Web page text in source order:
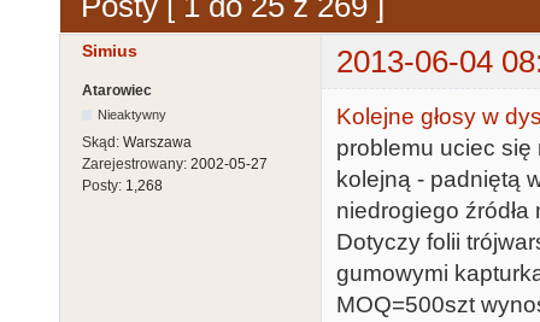
Simius 2013-06-04
Atarowiec
Nieaktywny
Skąd: Warszawa
Zarejestrowany: 2002-05-27
Posty: 1,268
Kolejne głosy w
problemu uciec się
kolejną - padniętą
niedrogiego źródła
Dotyczy folii
gumowymi
MOQ=500szt